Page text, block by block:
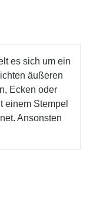
es sich um ein
äußeren
Ecken oder
einem Stempel
Ansonsten